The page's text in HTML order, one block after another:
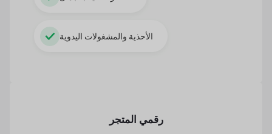
الأحذية والمشغولات اليدوية
رقمي المتجر